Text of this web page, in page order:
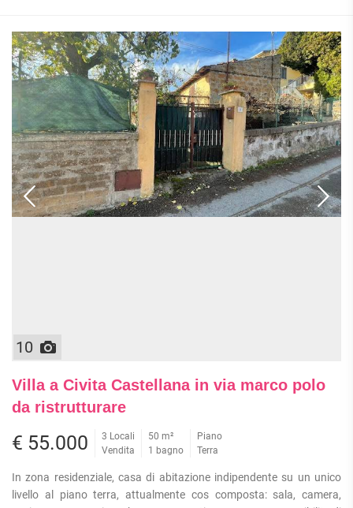
10
Villa a Civita Castellana in via marco polo
da ristrutturare
€ 55.000
3 Locali
Vendita
50 m²
1 bagno
Piano
Terra
In zona residenziale, casa di abitazione indipendente su un unico
livello al piano terra, attualmente cos composta: sala, camera,